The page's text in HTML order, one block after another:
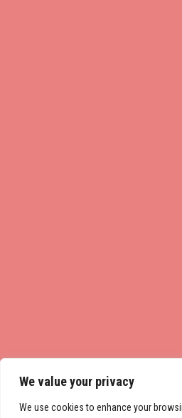
We value your privacy
We use cookies to enhance your